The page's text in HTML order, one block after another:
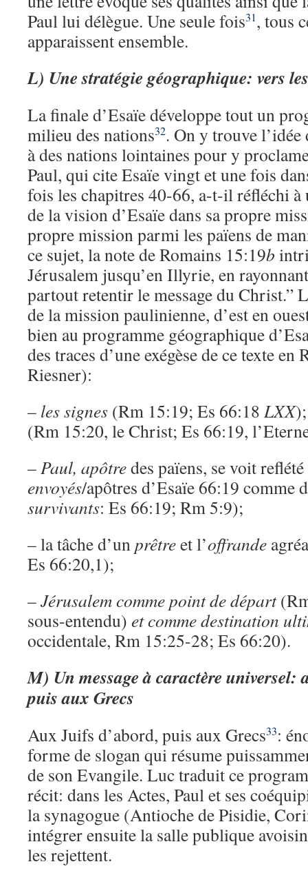
Paul lui délègue. Une seule fois31, tous
apparaissent ensemble.
L) Une stratégie géographique: vers
La finale d’Esaïe développe tout un
milieu des nations32. On y trouve
à des nations lointaines pour y
Paul, qui cite Esaïe vingt et une fois
fois les chapitres 40-66, a-t-il réfléchi à
de la vision d’Esaïe dans sa propre
propre mission parmi les païens de
ce sujet, la note de Romains 15:19b
Jérusalem jusqu’en Illyrie, en
partout retentir le message du Christ.”
de la mission paulinienne, d’est en
bien au programme géographique
des traces d’une exégèse de ce texte
Riesner):
– les signes (Rm 15:19; Es 66:18 LXX
(Rm 15:20, le Christ; Es 66:19,
–Paul, apôtredes païens, se voit
envoyés/apôtres d’Esaïe 66:19 comme
survivants: Es 66:19; Rm 5:9);
– la tâche d’unprêtreet l’offrande
Es 66:20,1);
–Jérusalem comme point de départ
sous-entendu) et comme destination
occidentale, Rm 15:25-28; Es 66:20).
M) Un message à caractère
puis aux Grecs
Aux Juifs d’abord, puis aux Grecs33:
forme de slogan qui résume
de son Evangile. Luc traduit ce
récit: dans les Actes, Paul et ses
la synagogue (Antioche de Pisidie,
intégrer ensuite la salle publique
les rejettent.